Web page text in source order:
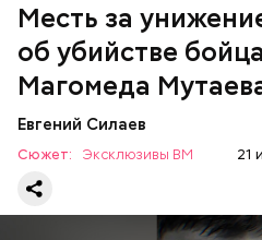
Месть за
об убийстве
Магомеда
Евгений Силаев
Сюжет: Эксклюзивы ВМ 21
двум статьям: «Убийство»
оружия». Расследование
контроль
России Александр